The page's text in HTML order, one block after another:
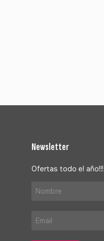
Newsletter
Ofertas todo el año!!!